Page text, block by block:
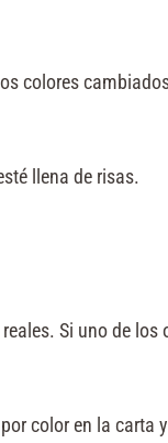
colores
llena de risas.
Si uno de
color en la carta